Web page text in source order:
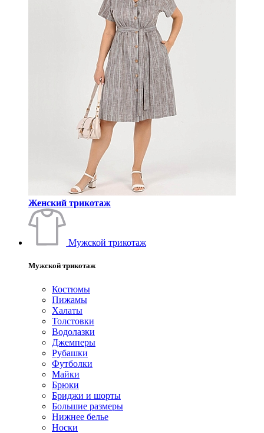
Женский трикотаж
Мужской трикотаж
Мужской трикотаж
Костюмы
Пижамы
Халаты
Толстовки
Водолазки
Джемперы
Рубашки
Футболки
Майки
Брюки
Бриджи и шорты
Большие размеры
Нижнее белье
Носки